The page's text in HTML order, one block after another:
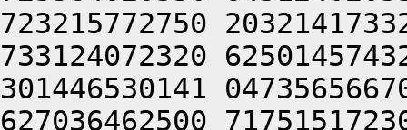
723215772750
733124072320
301446530141
627036462500